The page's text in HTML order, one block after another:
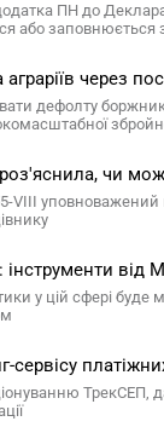
ПН до
або
аграріїв через
дефолту
чи
VIII
від
у цій сфері буде
сервісу